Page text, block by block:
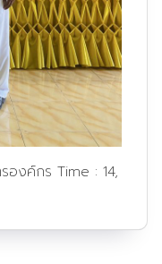
องค์กร Time : 14,